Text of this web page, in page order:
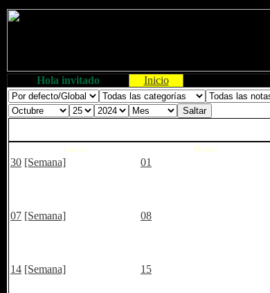
Hola invitado Inicio
Lunes Martes
30 [Semana] 01
07 [Semana] 08
14 [Semana] 15